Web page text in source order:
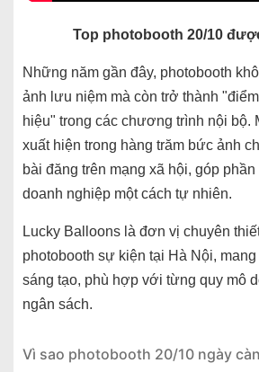
Top photobooth 20/10
Những năm gần đây, photobooth
ảnh lưu niệm mà còn trở thành
hiệu" trong các chương trình nội bộ.
xuất hiện trong hàng trăm bức ảnh
bài đăng trên mạng xã hội, góp
doanh nghiệp một cách tự nhiên.
Lucky Balloons là đơn vị chuyên
photobooth sự kiện tại Hà Nội,
sáng tạo, phù hợp với từng quy mô
ngân sách.
Vì sao photobooth 20/10 ngày